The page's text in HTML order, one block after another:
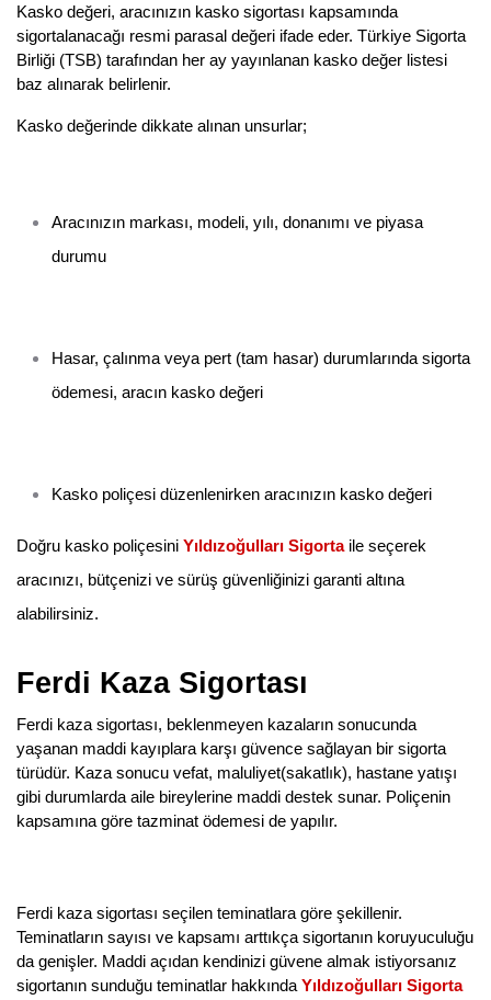
Kasko değeri, aracınızın kasko sigortası kapsamında
sigortalanacağı resmi parasal değeri ifade eder. Türkiye Sigorta
Birliği (TSB) tarafından her ay yayınlanan kasko değer listesi
baz alınarak belirlenir.
Kasko değerinde dikkate alınan unsurlar;
Aracınızın markası, modeli, yılı, donanımı ve piyasa
durumu
Hasar, çalınma veya pert (tam hasar) durumlarında sigorta
ödemesi, aracın kasko değeri
Kasko poliçesi düzenlenirken aracınızın kasko değeri
Doğru kasko poliçesini Yıldızoğulları Sigorta ile seçerek
aracınızı, bütçenizi ve sürüş güvenliğinizi garanti altına
alabilirsiniz.
Ferdi Kaza Sigortası
Ferdi kaza sigortası, beklenmeyen kazaların sonucunda
yaşanan maddi kayıplara karşı güvence sağlayan bir sigorta
türüdür. Kaza sonucu vefat, maluliyet(sakatlık), hastane yatışı
gibi durumlarda aile bireylerine maddi destek sunar. Poliçenin
kapsamına göre tazminat ödemesi de yapılır.
Ferdi kaza sigortası seçilen teminatlara göre şekillenir.
Teminatların sayısı ve kapsamı arttıkça sigortanın koruyuculuğu
da genişler. Maddi açıdan kendinizi güvene almak istiyorsanız
sigortanın sunduğu teminatlar hakkında Yıldızoğulları Sigorta